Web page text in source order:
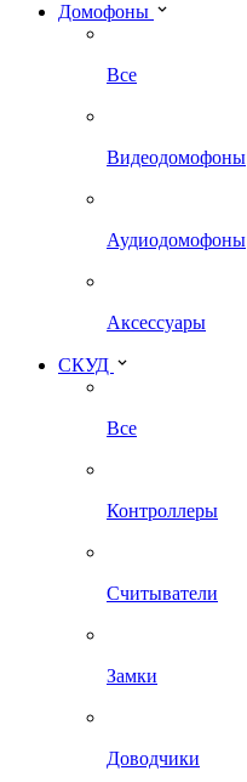
Домофоны
Все
Видеодомофоны
Аудиодомофоны
Аксессуары
СКУД
Все
Контроллеры
Считыватели
Замки
Доводчики